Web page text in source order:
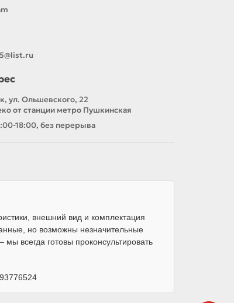
ул. Ольшевского, 22
от станции метро Пушкинская
18:00, без перерыва
внешний вид и комплектация
но возможны незначительные
всегда готовы проконсультировать